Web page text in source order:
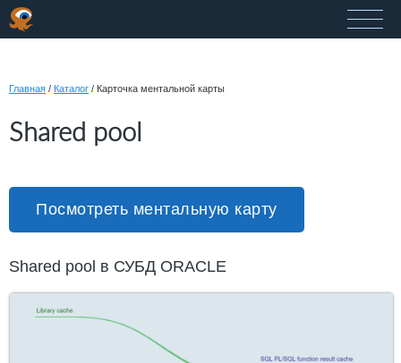
Главная / Каталог / Карточка ментальной карты
Shared pool
Посмотреть ментальную карту
Shared pool в СУБД ORACLE